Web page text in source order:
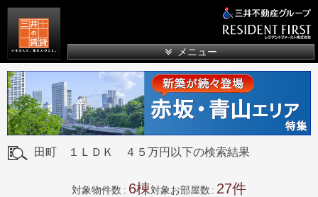
メニュー
田町 １ＬＤＫ ４５万円以下の検索結果
対象物件数 6 対象お部屋数 27